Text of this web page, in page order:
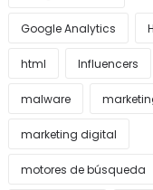
Google Analytics
html Influencers
malware
marketing digital
motores de búsqueda